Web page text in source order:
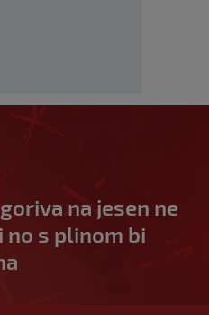
na jesen ne
s plinom bi